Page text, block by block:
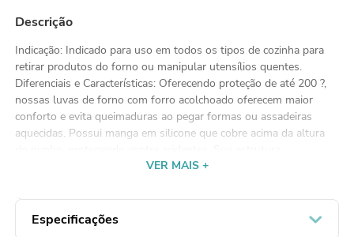
Descrição
Indicação: Indicado para uso em todos os tipos de cozinha para
retirar produtos do forno ou manipular utensílios quentes.
Diferenciais e Características: Oferecendo proteção de até 200 ?,
nossas luvas de forno com forro acolchoado oferecem maior
conforto e evita queimaduras ao pegar formas ou assadeiras
aquecidas. Possui manga em silicone que cobre acima da altura
antiderrapante ajuda a aderir aos recipientes sem risco de
mão esquerda ou direita.Modo de Usar: Exclusivo para uso
doméstico. Manutenção: Lave a superfície imediatamente após
VER MAIS +
Especificações